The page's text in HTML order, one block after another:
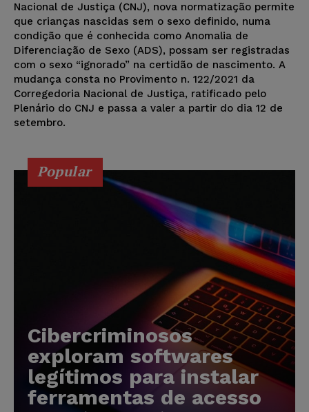
Nacional de Justiça (CNJ), nova normatização permite
que crianças nascidas sem o sexo definido, numa
condição que é conhecida como Anomalia de
Diferenciação de Sexo (ADS), possam ser registradas
com o sexo “ignorado” na certidão de nascimento. A
mudança consta no Provimento n. 122/2021 da
Corregedoria Nacional de Justiça, ratificado pelo
Plenário do CNJ e passa a valer a partir do dia 12 de
setembro.
Popular
Cibercriminosos
exploram softwares
legítimos para instalar
ferramentas de acesso